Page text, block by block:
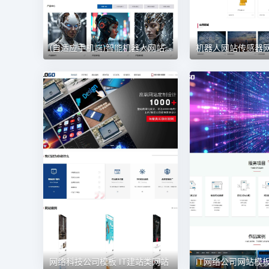
(自适应手机端)智能机器人网站模板 智能AI人工网站
网络科技公司模板 IT建站类网站